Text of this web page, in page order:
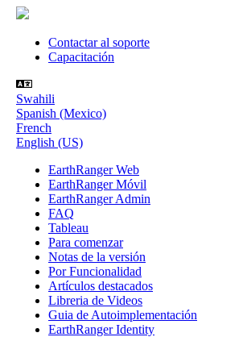
Contactar al soporte
Capacitación
Swahili
Spanish (Mexico)
French
English (US)
EarthRanger Web
EarthRanger Móvil
EarthRanger Admin
FAQ
Tableau
Para comenzar
Notas de la versión
Por Funcionalidad
Artículos destacados
Libreria de Videos
Guia de Autoimplementación
EarthRanger Identity